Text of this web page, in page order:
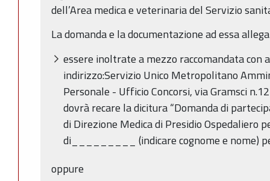
dell’Area medica e veterinaria del Servizio
La domanda e la documentazione ad essa
essere inoltrate a mezzo raccomandata con
indirizzo:Servizio Unico Metropolitano
Personale - Ufficio Concorsi, via Gramsci
dovrà recare la dicitura “Domanda di
di Direzione Medica di Presidio Ospedaliero
di_________ (indicare cognome e nome)
oppure